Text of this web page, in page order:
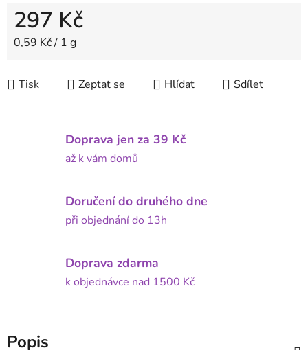
297 Kč
Měrná cena:
0,59 Kč / 1 g
Tisk Zeptat se Hlídat Sdílet
Doprava jen za 39 Kč
až k vám domů
Doručení do druhého dne
při objednání do 13h
Doprava zdarma
k objednávce nad 1500 Kč
Popis